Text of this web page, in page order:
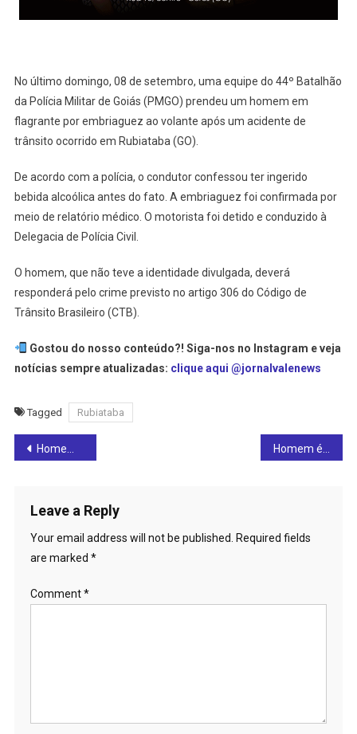
No último domingo, 08 de setembro, uma equipe do 44º Batalhão
da Polícia Militar de Goiás (PMGO) prendeu um homem em
flagrante por embriaguez ao volante após um acidente de
trânsito ocorrido em Rubiataba (GO).
De acordo com a polícia, o condutor confessou ter ingerido
bebida alcoólica antes do fato. A embriaguez foi confirmada por
meio de relatório médico. O motorista foi detido e conduzido à
Delegacia de Polícia Civil.
O homem, que não teve a identidade divulgada, deverá
responderá pelo crime previsto no artigo 306 do Código de
Trânsito Brasileiro (CTB).
Gostou do nosso conteúdo?! Siga-nos no Instagram e veja
notícias sempre atualizadas: clique aqui @jornalvalenews
Tagged Rubiataba
Post
Homem é preso em Rialma suspeito de tentativa de homicídio e tráfico de drogas
Leave a Reply
Your email address will not be published.
Required fields
are marked *
Comment*